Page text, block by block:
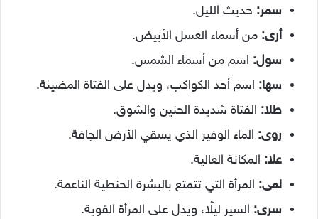
سمر: حديث الليل.
أرى: من أسماء العسل الأبيض.
سول: اسم من أسماء الشمس.
سها: اسم أحد الكواكب، ويدل على الفتاة المضيئة.
طلا: الفتاة شديدة الحنين والشوق.
روى: الماء الوفير الذي يسقي الأرض الجافة.
علا: المكانة العالية.
لمى: المرأة التي تتمتع بالبشرة الحنطية الناعمة.
سرى: السير ليلًا، ويدل على المرأة القوية.